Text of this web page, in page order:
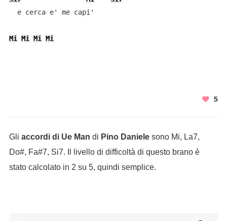
  e cerca e' me capi'
Mi Mi Mi Mi
5
Gli accordi di Ue Man di Pino Danielesono Mi, La7,
Do#, Fa#7, Si7. Il livello di difficoltà di questo brano è
stato calcolato in 2 su 5, quindi semplice.